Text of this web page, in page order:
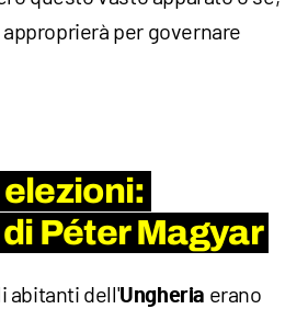
per governare
Péter Magyar
abitanti dell'Ungheria erano